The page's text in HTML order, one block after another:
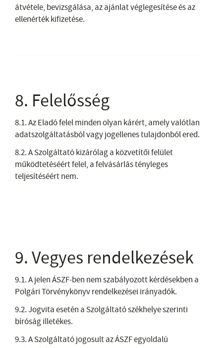
átvétele, bevizsgálása, az ajánlat véglegesítése és az
ellenérték kifizetése.
8. Felelősség
8.1. Az Eladó felel minden olyan kárért, amely valótlan
adatszolgáltatásból vagy jogellenes tulajdonból ered.
8.2. A Szolgáltató kizárólag a közvetítői felület
működtetéséért felel, a felvásárlás tényleges
teljesítéséért nem.
9. Vegyes rendelkezések
9.1. A jelen ÁSZF-ben nem szabályozott kérdésekben a
Polgári Törvénykönyv rendelkezései irányadók.
9.2. Jogvita esetén a Szolgáltató székhelye szerinti
bíróság illetékes.
9.3. A Szolgáltató jogosult az ÁSZF egyoldalú